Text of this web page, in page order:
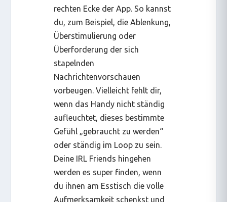
rechten Ecke der App. So kannst
du, zum Beispiel, die Ablenkung,
Überstimulierung oder
Überforderung der sich
stapelnden
Nachrichtenvorschauen
vorbeugen. Vielleicht fehlt dir,
wenn das Handy nicht ständig
aufleuchtet, dieses bestimmte
Gefühl „gebraucht zu werden“
oder ständig im Loop zu sein.
Deine IRL Friends hingehen
werden es super finden, wenn
du ihnen am Esstisch die volle
Aufmerksamkeit schenkst und